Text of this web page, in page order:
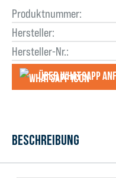
Produktnummer:
Hersteller:
Hersteller-Nr.:
Über WhatsApp
Beschreibung